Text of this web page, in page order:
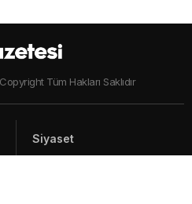
Tüm Hakları Saklıdır
Siyaset